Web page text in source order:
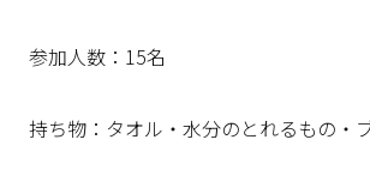
参加人数：15名
持ち物：タオル・水分のとれるもの・